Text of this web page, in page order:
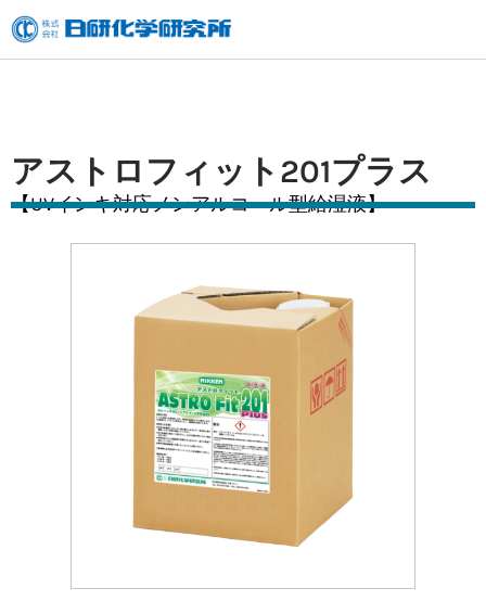
内
キ
ッアストロフィット201プラス
【UVインキ対応ノンアルコール型給湿液】